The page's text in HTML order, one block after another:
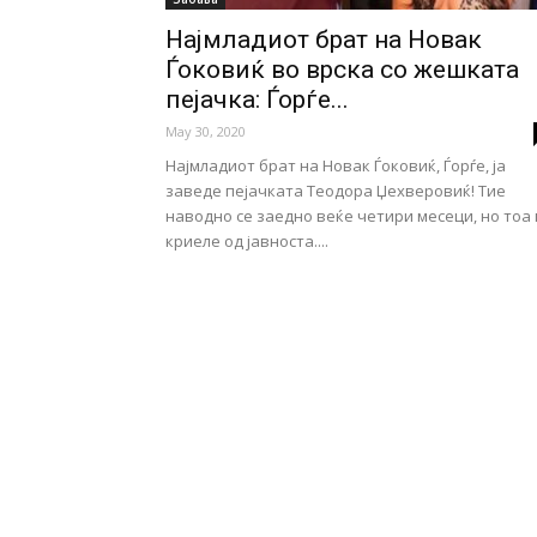
Најмладиот брат на Новак
Ѓоковиќ во врска со жешката
пејачка: Ѓорѓе...
May 30, 2020
Најмладиот брат на Новак Ѓоковиќ, Ѓорѓе, ја
заведе пејачката Теодора Џехверовиќ! Тие
наводно се заедно веќе четири месеци, но тоа
криеле од јавноста....